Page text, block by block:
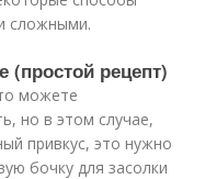
сложными.
(простой рецепт)
можете
но в этом случае,
привкус, это нужно
бочку для засолки